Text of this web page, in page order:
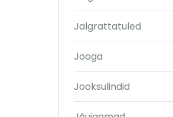
Jalgrattatuled
Jooga
Jooksulindid